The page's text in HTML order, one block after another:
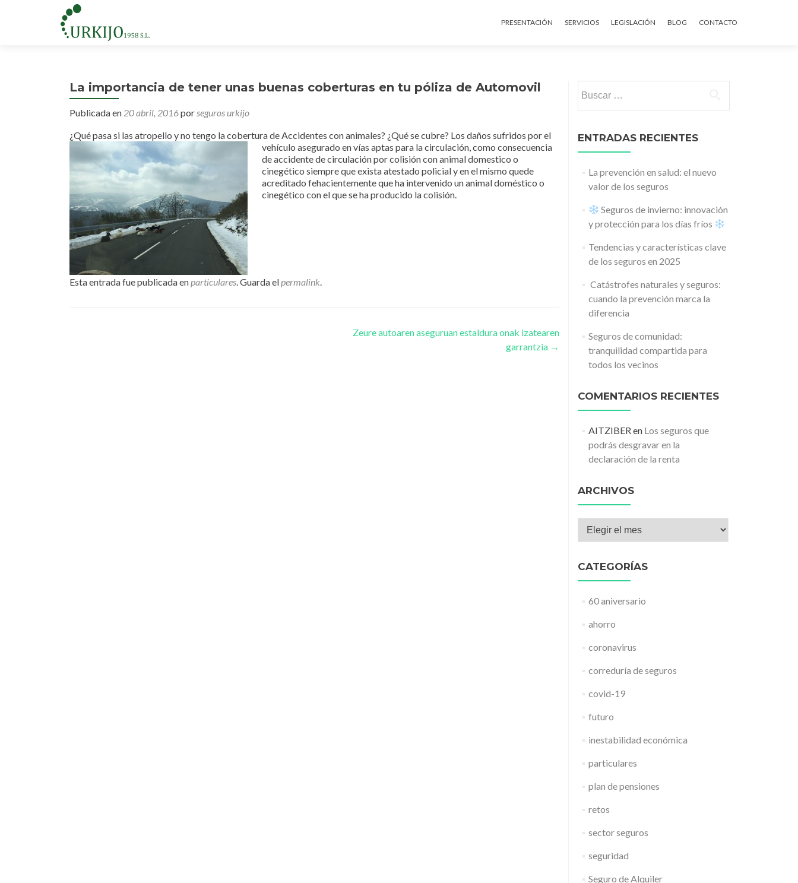
PRESENTACIÓN SERVICIOS LEGISLACIÓN BLOG CONTACTO
La importancia de tener unas buenas coberturas en tu póliza de Automovil
Publicada en 20 abril, 2016porseguros urkijo
¿Qué pasa si las atropello y no tengo la cobertura de Accidentes con animales? ¿Qué se cubre? Los daños sufridos por el
vehículo asegurado en vías aptas para la circulación, como consecuencia
de accidente de circulación por colisión con animal domestico o
cinegético siempre que exista atestado policial y en el mismo quede
acreditado fehacientemente que ha intervenido un animal doméstico o
cinegético con el que se ha producido la colisión.
Esta entrada fue publicada enparticulares. Guarda elpermalink.
Zeure autoaren aseguruan estaldura onak izatearen
garrantzia →
ENTRADAS RECIENTES
La prevención en salud: el nuevo
valor de los seguros
Seguros de invierno: innovación
y protección para los días fríos
Tendencias y características clave
de los seguros en 2025
️ Catástrofes naturales y seguros:
cuando la prevención marca la
diferencia
Seguros de comunidad:
tranquilidad compartida para
todos los vecinos
COMENTARIOS RECIENTES
AITZIBERen Los seguros que
podrás desgravar en la
declaración de la renta
ARCHIVOS
Archivos
CATEGORÍAS
60 aniversario
ahorro
coronavirus
correduría de seguros
covid-19
futuro
inestabilidad económica
particulares
plan de pensiones
retos
sector seguros
seguridad
Seguro de Alquiler